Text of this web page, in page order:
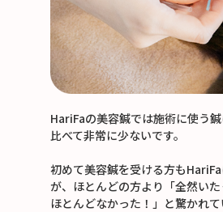
HariFaの美容鍼では施術に使う
比べて非常に少ないです。
初めて美容鍼を受ける方も
が、ほとんどの方より「全然い
ほとんどなかった！」と驚かれて